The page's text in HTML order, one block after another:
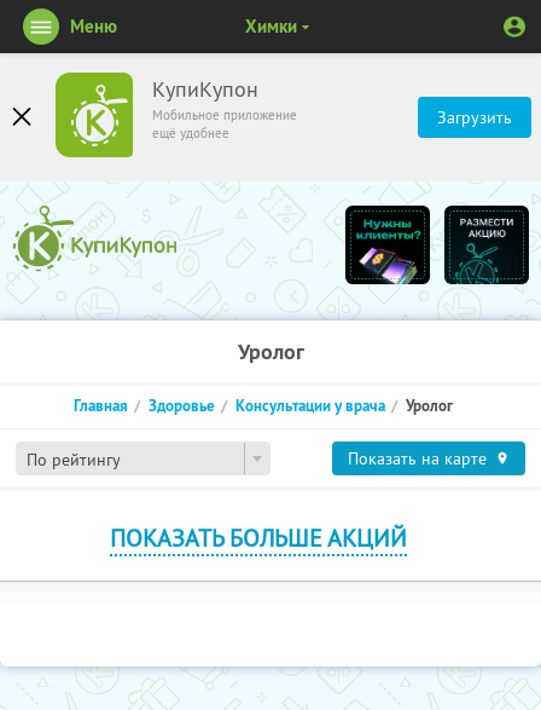
КупиКупон
Мобильное приложение
ещё удобнее
Загрузить
Меню Химки
Уролог
По рейтингу
Главная Здоровье Консультации у врача Уролог
Показать на карте
ПОКАЗАТЬ БОЛЬШЕ АКЦИЙ